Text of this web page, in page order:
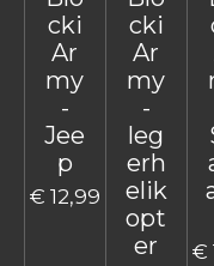
cki
Ar
my
-
Jee
p
€ 12,99
cki
Ar
my
-
leg
erh
elik
opt
er
€